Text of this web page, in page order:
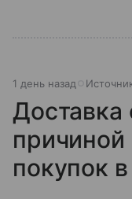
1 день назад
Доставка
причиной
покупок